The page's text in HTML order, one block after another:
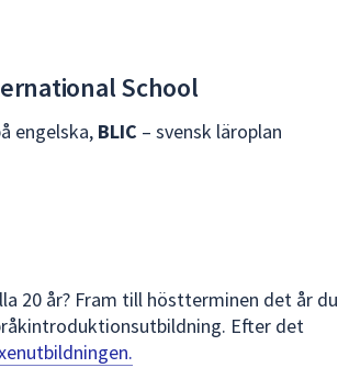
School
engelska, BLIC – svensk läroplan
20 år? Fram till höstterminen det år du
Efter det